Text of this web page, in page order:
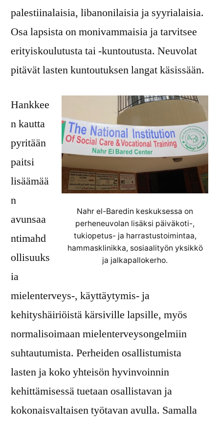
palestiinalaisia, libanonilaisia ja syyrialaisia.
Osa lapsista on monivammaisia ja tarvitsee
erityiskoulutusta tai -kuntoutusta. Neuvolat
pitävät lasten kuntoutuksen langat käsissään.
Nahr el-Baredin keskuksessa on
perheneuvolan lisäksi päiväkoti-,
tukiopetus- ja harrastustoimintaa,
hammasklinikka, sosiaalityön yksikkö
ja jalkapallokerho.
Hankkee
n kautta
pyritään
paitsi
lisäämää
n
avunsaa
ntimahd
ollisuuks
ia
mielenterveys-, käyttäytymis- ja
kehityshäiriöistä kärsiville lapsille, myös
normalisoimaan mielenterveysongelmiin
suhtautumista. Perheiden osallistumista
lasten ja koko yhteisön hyvinvoinnin
kehittämisessä tuetaan osallistavan ja
kokonaisvaltaisen työtavan avulla. Samalla